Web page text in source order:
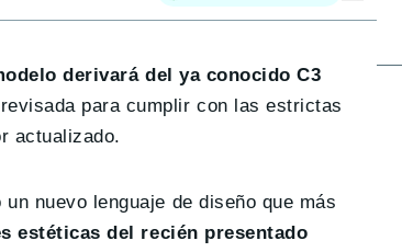
derivará del ya conocido C3
para cumplir con las estrictas
actualizado.
nuevo lenguaje de diseño que más
estéticas del recién presentado